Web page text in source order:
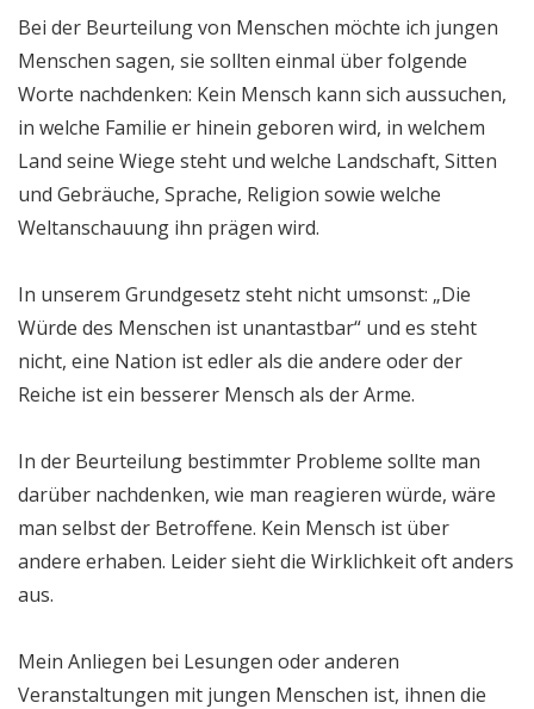
Bei der Beurteilung von Menschen möchte ich jungen
Menschen sagen, sie sollten einmal über folgende
Worte nachdenken: Kein Mensch kann sich aussuchen,
in welche Familie er hinein geboren wird, in welchem
Land seine Wiege steht und welche Landschaft, Sitten
und Gebräuche, Sprache, Religion sowie welche
Weltanschauung ihn prägen wird.
In unserem Grundgesetz steht nicht umsonst: „Die
Würde des Menschen ist unantastbar“ und es steht
nicht, eine Nation ist edler als die andere oder der
Reiche ist ein besserer Mensch als der Arme.
In der Beurteilung bestimmter Probleme sollte man
darüber nachdenken, wie man reagieren würde, wäre
man selbst der Betroffene. Kein Mensch ist über
andere erhaben. Leider sieht die Wirklichkeit oft anders
aus.
Mein Anliegen bei Lesungen oder anderen
Veranstaltungen mit jungen Menschen ist, ihnen die